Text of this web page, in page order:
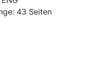
43 Seiten